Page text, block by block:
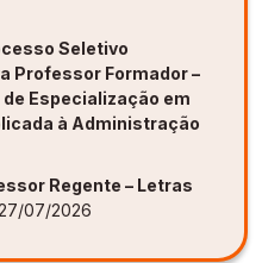
Seletivo
Professor Formador –
Especialização em
à Administração
Regente – Letras
07/2026